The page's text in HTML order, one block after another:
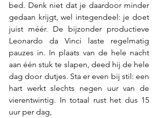
bed. Denk niet dat je daardoor minder
gedaan krijgt, wel integendeel: je doet
juist méér. De bijzonder productieve
Leonardo da Vinci laste regelmatig
pauzes in. In plaats van de hele nacht
aan één stuk te slapen, deed hij de hele
dag door dutjes. Sta er even bij stil: een
hart werkt slechts negen uur van de
vierentwintig. In totaal rust het dus 15
uur per dag,